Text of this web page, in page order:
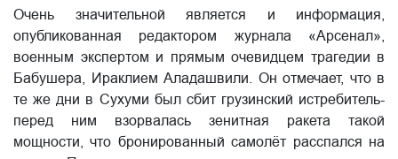
Очень значительной является и информация,
опубликованная редактором журнала «Арсенал»,
военным экспертом и прямым очевидцем трагедии в
Бабушера, Ираклием Аладашвили. Он отмечает, что в
те же дни в Сухуми был сбит грузинский истребитель-
перед ним взорвалась зенитная ракета такой
мощности, что бронированный самолёт расспался на